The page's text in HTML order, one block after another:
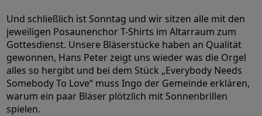
Und schließlich ist Sonntag und wir sitzen alle mit den
jeweiligen Posaunenchor T-Shirts im Altarraum zum
Gottesdienst. Unsere Bläserstücke haben an Qualität
gewonnen, Hans Peter zeigt uns wieder was die Orgel
alles so hergibt und bei dem Stück „Everybody Needs
Somebody To Love“ muss Ingo der Gemeinde erklären,
warum ein paar Bläser plötzlich mit Sonnenbrillen
spielen.